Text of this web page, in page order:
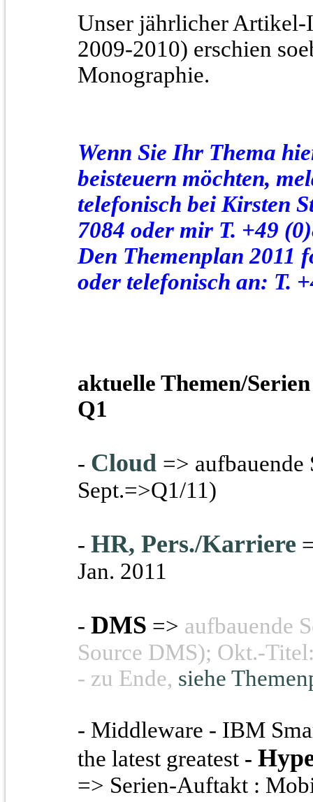
Unser jährlicher Artikel-
2009-2010) erschien
Monographie.
Wenn Sie Ihr Thema
beisteuern möchten,
telefonisch bei Kirsten
7084 oder mir T. +49
Den Themenplan 2011
oder telefonisch an: T.
aktuelle Themen/Serien
Q1
- Cloud => aufbauende
Sept.=>Q1/11)
- HR, Pers./Karriere
Jan. 2011
- DMS => aufbauende
Source DMS); Okt.-
- zu Ende, siehe
- Middleware - IBM
the latest greatest -
=> Serien-Auftakt :